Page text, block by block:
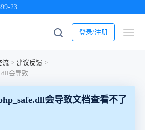
23
登录/注册
流 > 建议反馈 >
php74如果安装php_safe.dll会导致文档查看不了
会导致文档查看不了